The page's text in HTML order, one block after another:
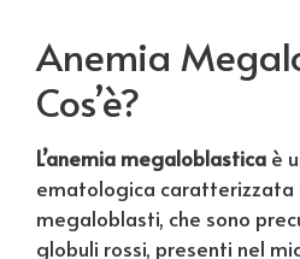
Anemia
Cos’è?
L’anemia megaloblastica è
ematologica caratterizzata
megaloblasti, che sono
globuli rossi, presenti nel